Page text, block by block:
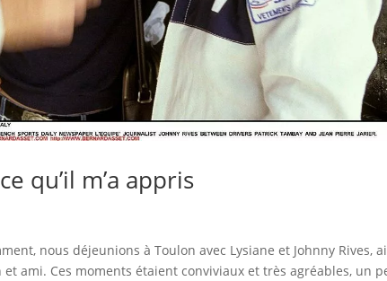
qu’il m’a appris
nous déjeunions à Toulon avec Lysiane et Johnny Rives,
ami. Ces moments étaient conviviaux et très agréables, un